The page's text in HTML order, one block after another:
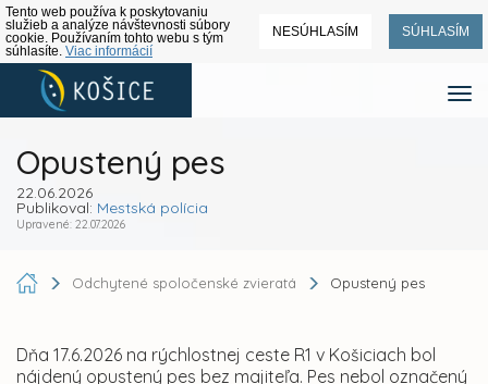
Tento web používa k poskytovaniu
služieb a analýze návštevnosti súbory
cookie. Používaním tohto webu s tým
súhlasíte. Viac informácií
NESÚHLASÍM SÚHLASÍM
Opustený pes
22.06.2026
Publikoval: Mestská polícia
Upravené: 22.07.2026
Odchytené spoločenské zvieratá Opustený pes
Dňa 17.6.2026 na rýchlostnej ceste R1 v Košiciach bol
nájdený opustený pes bez majiteľa. Pes nebol označený